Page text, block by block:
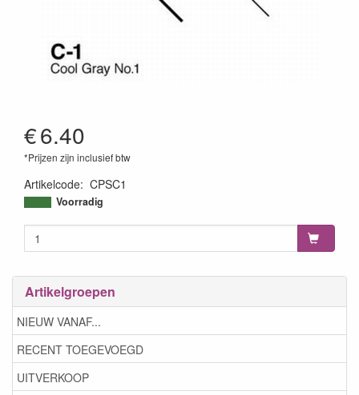
Artikelgroepen
NIEUW VANAF...
RECENT TOEGEVOEGD
UITVERKOOP
€6.40
*Prijzen zijn inclusief btw
Artikelcode: CPSC1
4511338002285
Voorradig